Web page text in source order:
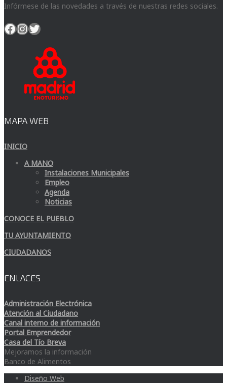
Infórmese de las novedades a través de nuestras redes sociales.
Facebook
Instagram
Twitter
MAPA WEB
INICIO
A MANO:
Instalaciones Municipales
Empleo
Agenda
Noticias
CONOCE EL PUEBLO
TU AYUNTAMIENTO
CIUDADANOS
ENLACES
Administración Electrónica
Atención al Ciudadano
Canal interno de información
Portal Emprendedor
Casa del Tío Breva
Mejoramos la información
Banco de Alimentos
Diseño Web